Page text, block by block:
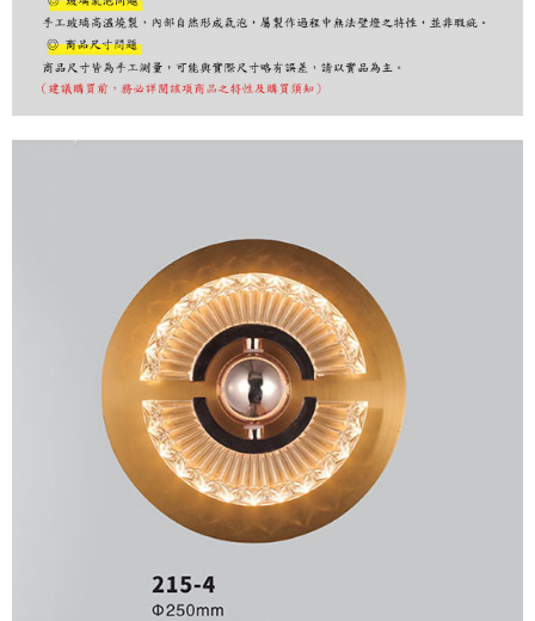
是否繳費成功／繳費後需取消欲退款等相關疑問，請聯繫「AFTEE先享後付
客戶支援中心」https://netprotections.freshdesk.com/support/home
【注意事項】
１．透過由恩沛科技股份有限公司提供之「AFTEE先享後付」服務完成之交
易，需依本服務之必要範圍內提供個人資料，並將交易相關給付款項請求債
權轉讓予恩沛科技股份有限公司。
４．使用「AFTEE先享後付」時，將依據個別帳號之用戶狀況，依本公司即
時審查核予不同之上限額度；若仍有額度不足之情形，本公司將視審查結果
請求用戶進行身份認證。
５．嚴禁一人註冊多個帳號或使用他人資訊註冊。若發現惡意使用之情形，
恩沛科技股份有限公司將有權停止該用戶之使用額度並採取法律行動。